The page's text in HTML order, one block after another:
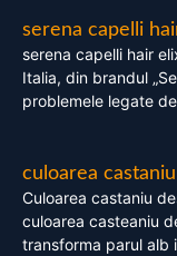
serena capelli
serena capelli hair
Italia, din brandul
problemele legate
culoarea
Culoarea castaniu
culoarea casteaniu
transforma parul alb